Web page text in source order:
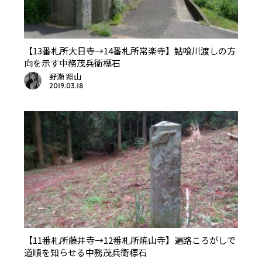
【13番札所大日寺→14番札所常楽寺】鮎喰川渡しの方
向を示す中務茂兵衛標石
野瀬 照山
2019.03.18
【11番札所藤井寺→12番札所焼山寺】遍路ころがしで
道順を知らせる中務茂兵衛標石